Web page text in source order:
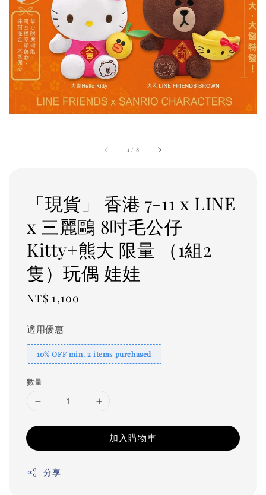
1 / 8
「現貨」 香港 7-11 x LINE
x 三麗鷗 8吋毛公仔
Kitty+熊大 限量 （1組2
隻）玩偶 娃娃
Regular
NT$ 1,100
適用優惠
10% OFF min. 2 items purchased
數量
加入購物車
分享